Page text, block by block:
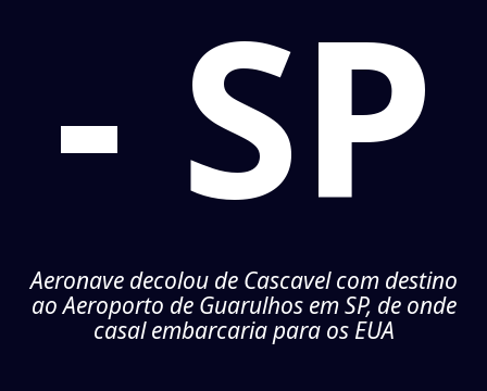
- SP
Aeronave decolou de Cascavel com destino
ao Aeroporto de Guarulhos em SP, de onde
casal embarcaria para os EUA